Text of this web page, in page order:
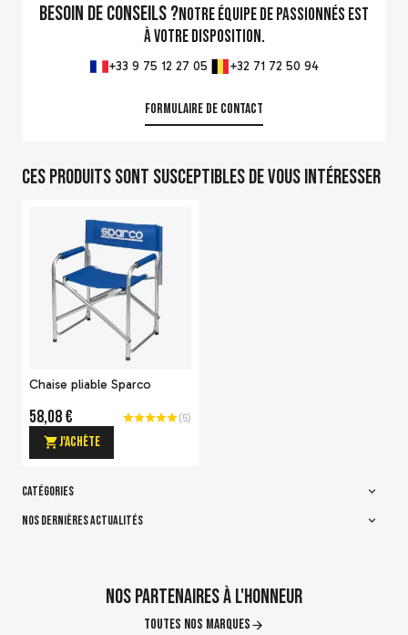
Besoin de conseils ?Notre équipe de passionnés est
à votre disposition.
+33 9 75 12 27 05 +32 71 72 50 94
Formulaire de contact
Ces produits sont susceptibles de vous intéresser
Chaise pliable Sparco
58,08 € (5)
J'achète
CATÉGORIES
NOS DERNIÈRES ACTUALITÉS
Nos partenaires à l'honneur
Toutes nos marques